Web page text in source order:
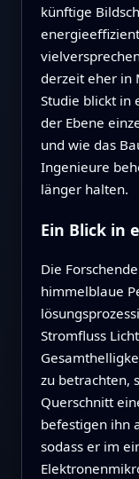
künftige
derzeit eher in
Studie blickt in
der Ebene
und wie das
Ingenieure
länger halten.
Ein Blick in
Die
himmelblaue
Stromfluss
zu betrachten,
Querschnitt
befestigen ihn
sodass er im